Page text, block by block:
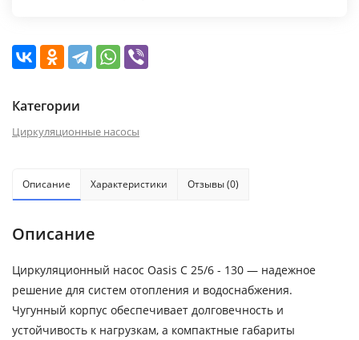
Категории
Циркуляционные насосы
Описание Характеристики Отзывы (0)
Описание
Циркуляционный насос Oasis C 25/6 - 130 — надежное
решение для систем отопления и водоснабжения.
Чугунный корпус обеспечивает долговечность и
устойчивость к нагрузкам, а компактные габариты